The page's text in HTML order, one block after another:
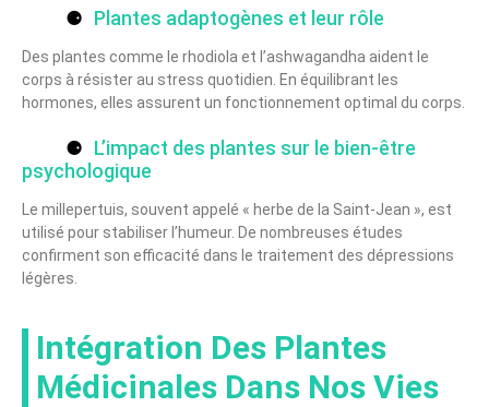
Plantes adaptogènes et leur rôle
Des plantes comme le rhodiola et l’ashwagandha aident le
corps à résister au stress quotidien. En équilibrant les
hormones, elles assurent un fonctionnement optimal du corps.
L’impact des plantes sur le bien-être
psychologique
Le millepertuis, souvent appelé « herbe de la Saint-Jean », est
utilisé pour stabiliser l’humeur. De nombreuses études
confirment son efficacité dans le traitement des dépressions
légères.
Intégration Des Plantes
Médicinales Dans Nos Vies